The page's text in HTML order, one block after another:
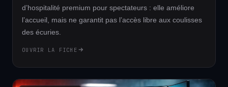
d’hospitalité premium pour spectateurs : elle améliore
l’accueil, mais ne garantit pas l’accès libre aux coulisses
des écuries.
OUVRIR LA FICHE